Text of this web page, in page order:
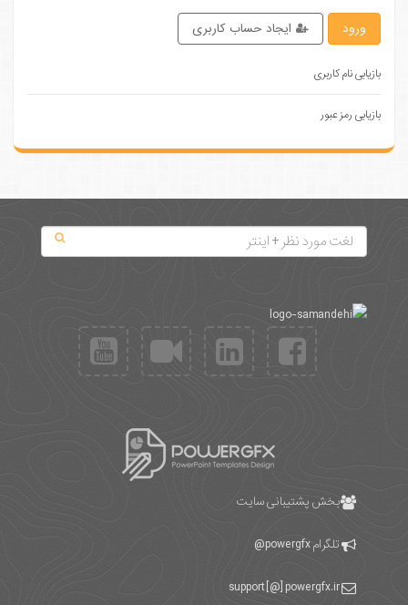
ورود ایجاد حساب کاربری
بازیابی نام کاربری
بازیابی رمز عبور
بخش پشتیبانی سایت
تلگرامpowergfx@